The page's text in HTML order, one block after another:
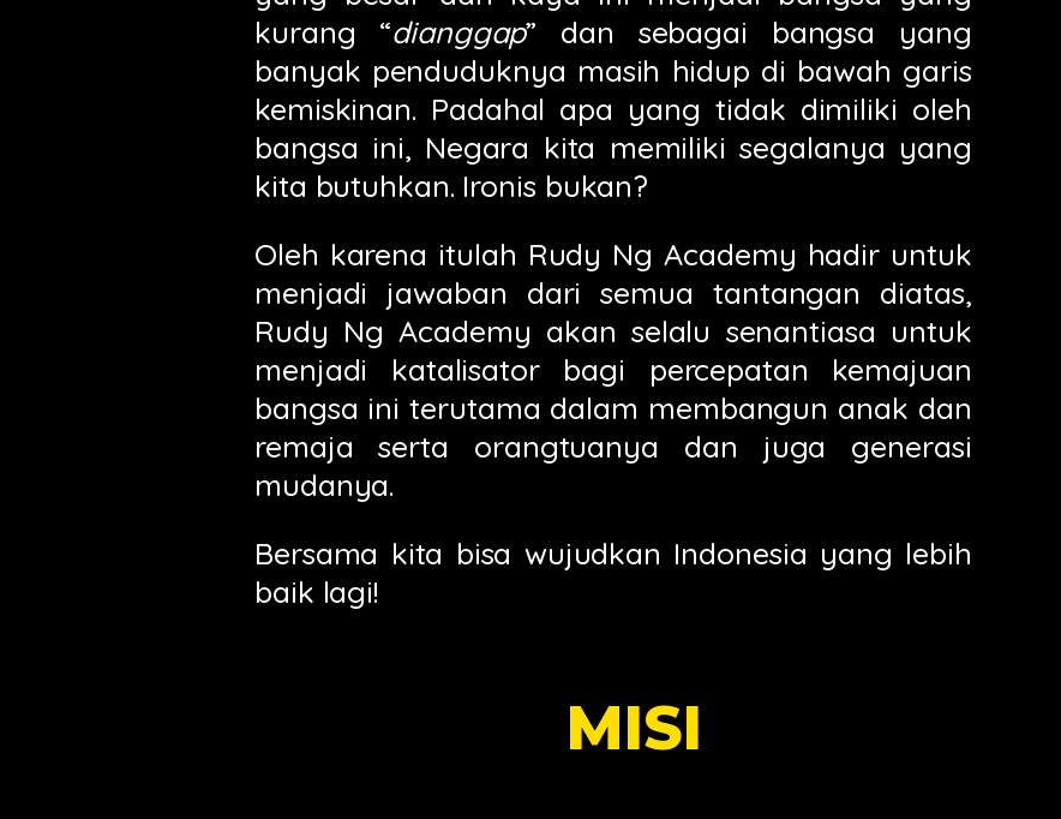
kurang “dianggap” dan sebagai bangsa yang
banyak penduduknya masih hidup di bawah garis
kemiskinan. Padahal apa yang tidak dimiliki oleh
bangsa ini, Negara kita memiliki segalanya yang
kita butuhkan. Ironis bukan?
Oleh karena itulah Rudy Ng Academy hadir untuk
menjadi jawaban dari semua tantangan diatas,
Rudy Ng Academy akan selalu senantiasa untuk
menjadi katalisator bagi percepatan kemajuan
bangsa ini terutama dalam membangun anak dan
remaja serta orangtuanya dan juga generasi
mudanya.
Bersama kita bisa wujudkan Indonesia yang lebih
baik lagi!
MISI